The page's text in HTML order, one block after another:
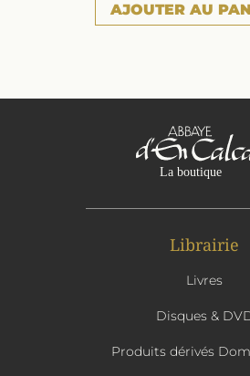
AJOUTER AU
Librairie
Livres
Disques &
Produits dérivés